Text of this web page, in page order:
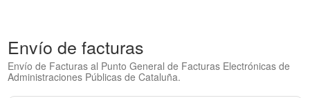
Envío de facturas
Envío de Facturas al Punto General de Facturas Electrónicas de
Administraciones Públicas de Cataluña.